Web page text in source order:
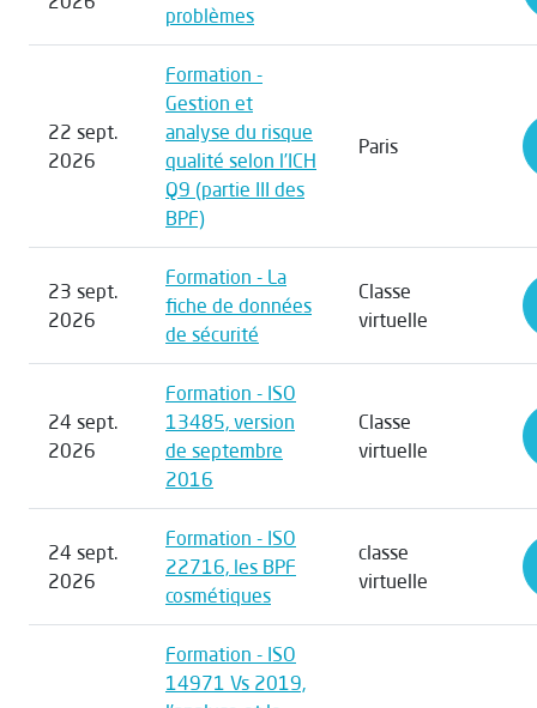
problèmes
22 sept.
2026
Formation -
Gestion et
analyse du risque
qualité selon l’ICH
Q9 (partie III des
BPF)
Paris
23 sept.
2026
Formation - La
fiche de données
de sécurité
Classe
virtuelle
24 sept.
2026
Formation - ISO
13485, version
de septembre
2016
Classe
virtuelle
24 sept.
2026
Formation - ISO
22716, les BPF
cosmétiques
classe
virtuelle
Formation - ISO
14971 Vs 2019,